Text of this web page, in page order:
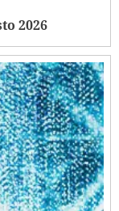
2026